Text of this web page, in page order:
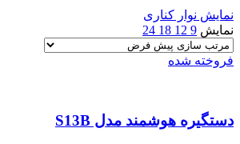
نمایش نوار کناری
نمایش 9
12
18
24
فروخته شده
دستگیره هوشمند مدل S13B